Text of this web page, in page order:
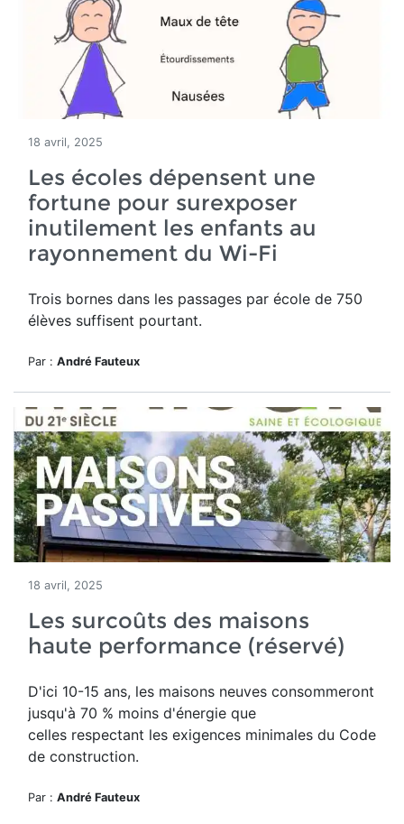
18 avril, 2025
Les écoles dépensent une
fortune pour surexposer
inutilement les enfants au
rayonnement du Wi-Fi
Trois bornes dans les passages par école de 750
élèves suffisent pourtant.
Par : André Fauteux
18 avril, 2025
Les surcoûts des maisons
haute performance (réservé)
D'ici 10-15 ans, les maisons neuves consommeront
jusqu'à 70 % moins d'énergie que
celles respectant les exigences minimales du Code
de construction.
Par : André Fauteux